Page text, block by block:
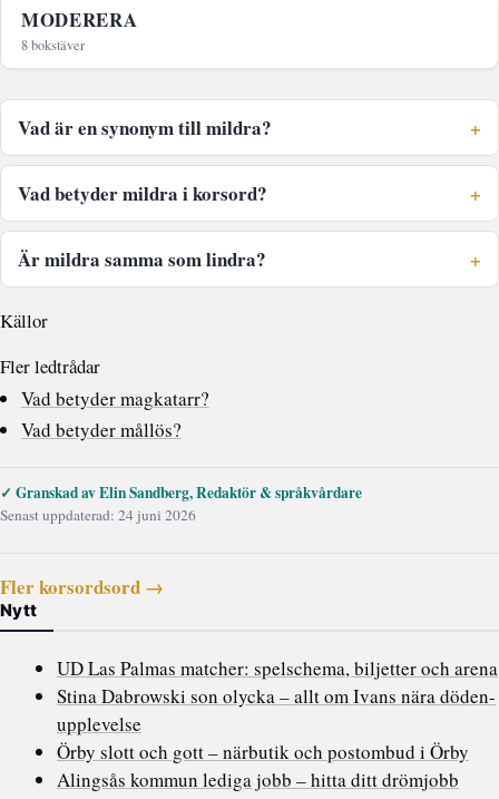
MODERERA
8 bokstäver
Vad är en synonym till mildra?
Vad betyder mildra i korsord?
Är mildra samma som lindra?
Källor
Fler ledtrådar
Vad betyder magkatarr?
Vad betyder mållös?
✓ Granskad av Elin Sandberg, Redaktör & språkvårdare
Senast uppdaterad: 24 juni 2026
Fler korsordsord →
Nytt
UD Las Palmas matcher: spelschema, biljetter och arena
Stina Dabrowski son olycka – allt om Ivans nära döden-
upplevelse
Örby slott och gott – närbutik och postombud i Örby
Alingsås kommun lediga jobb – hitta ditt drömjobb